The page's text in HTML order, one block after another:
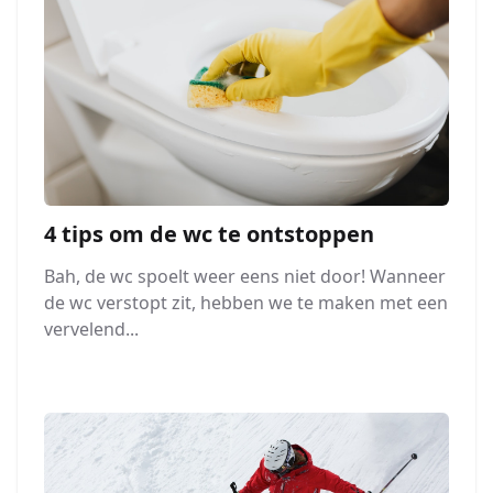
4 tips om de wc te ontstoppen
Bah, de wc spoelt weer eens niet door! Wanneer
de wc verstopt zit, hebben we te maken met een
vervelend...